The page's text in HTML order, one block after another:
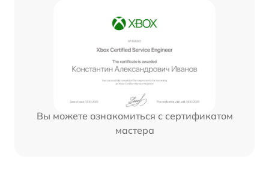
Вы можете ознакомиться с сертификатом
мастера